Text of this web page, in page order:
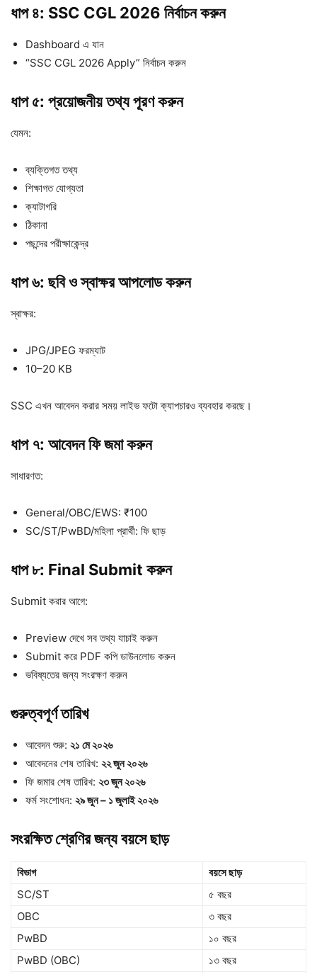
ধাপ ৪: SSC CGL 2026 নির্বাচন করুন
Dashboard এ যান
“SSC CGL 2026 Apply” নির্বাচন করুন
ধাপ ৫: প্রয়োজনীয় তথ্য পূরণ করুন
যেমন:
ব্যক্তিগত তথ্য
শিক্ষাগত যোগ্যতা
ক্যাটাগরি
ঠিকানা
পছন্দের পরীক্ষাকেন্দ্র
ধাপ ৬: ছবি ও স্বাক্ষর আপলোড করুন
স্বাক্ষর:
JPG/JPEG ফরম্যাট
10–20 KB
SSC এখন আবেদন করার সময় লাইভ ফটো ক্যাপচারও ব্যবহার করছে।
ধাপ ৭: আবেদন ফি জমা করুন
সাধারণত:
General/OBC/EWS: ₹100
SC/ST/PwBD/মহিলা প্রার্থী: ফি ছাড়
ধাপ ৮: Final Submit করুন
Submit করার আগে:
Preview দেখে সব তথ্য যাচাই করুন
Submit করে PDF কপি ডাউনলোড করুন
ভবিষ্যতের জন্য সংরক্ষণ করুন
গুরুত্বপূর্ণ তারিখ
আবেদন শুরু: ২১ মে ২০২৬
আবেদনের শেষ তারিখ: ২২ জুন ২০২৬
ফি জমার শেষ তারিখ: ২৩ জুন ২০২৬
ফর্ম সংশোধন: ২৯ জুন – ১ জুলাই ২০২৬
সংরক্ষিত শ্রেণির জন্য বয়সে ছাড়
বিভাগ
বয়সে ছাড়
SC/ST
৫ বছর
OBC
৩ বছর
PwBD
১০ বছর
PwBD (OBC)
১৩ বছর